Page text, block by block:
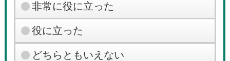
非常に役に立った
役に立った
どちらともいえない